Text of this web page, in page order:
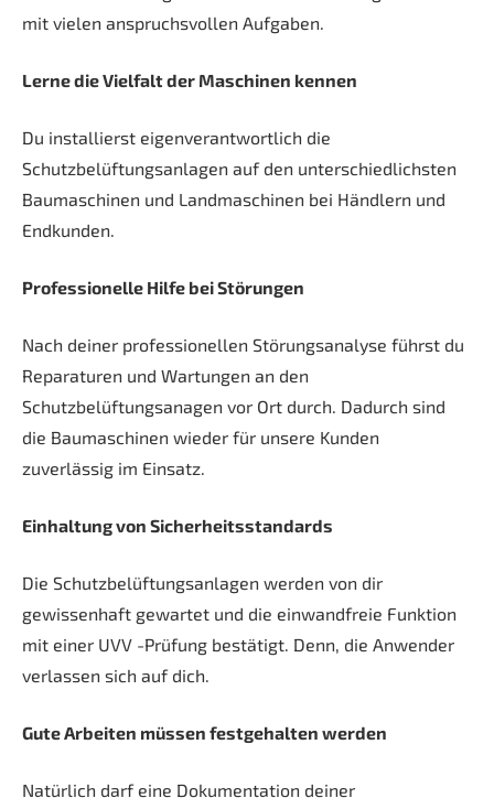
mit vielen anspruchsvollen Aufgaben.
Lerne die Vielfalt der Maschinen kennen
Du installierst eigenverantwortlich die
Schutzbelüftungsanlagen auf den unterschiedlichsten
Baumaschinen und Landmaschinen bei Händlern und
Endkunden.
Professionelle Hilfe bei Störungen
Nach deiner professionellen Störungsanalyse führst du
Reparaturen und Wartungen an den
Schutzbelüftungsanagen vor Ort durch. Dadurch sind
die Baumaschinen wieder für unsere Kunden
zuverlässig im Einsatz.
Einhaltung von Sicherheitsstandards
Die Schutzbelüftungsanlagen werden von dir
gewissenhaft gewartet und die einwandfreie Funktion
mit einer UVV -Prüfung bestätigt. Denn, die Anwender
verlassen sich auf dich.
Gute Arbeiten müssen festgehalten werden
Natürlich darf eine Dokumentation deiner